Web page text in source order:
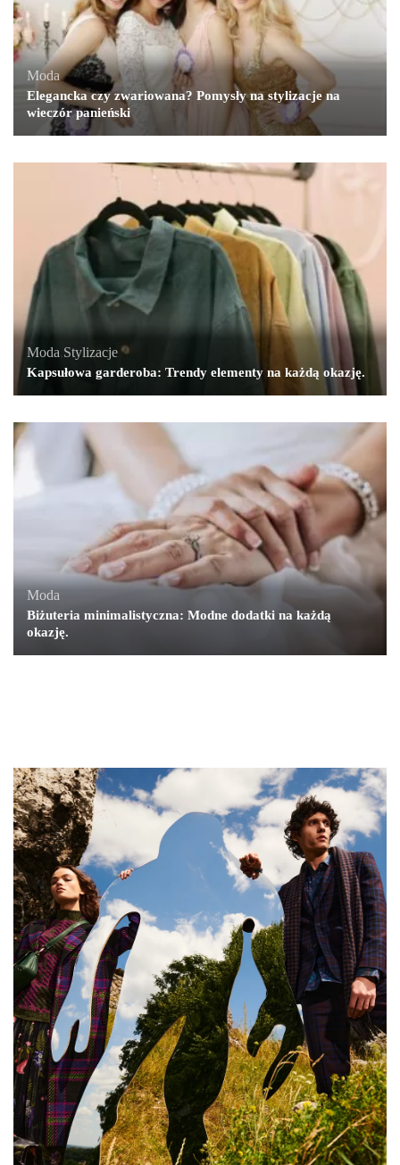
Moda
Elegancka czy zwariowana? Pomysły na stylizacje na
wieczór panieński
Moda,Stylizacje
Kapsułowa garderoba: Trendy elementy na każdą okazję.
Moda
Biżuteria minimalistyczna: Modne dodatki na każdą
okazję.